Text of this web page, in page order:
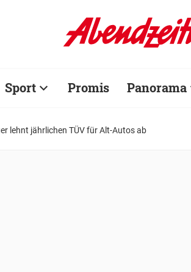
Sport Promis Panorama
lehnt jährlichen TÜV für Alt-Autos ab